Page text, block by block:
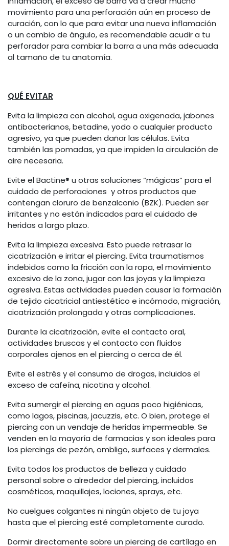
movimiento para una perforación aún en proceso de
curación, con lo que para evitar una nueva inflamación
o un cambio de ángulo, es recomendable acudir a tu
perforador para cambiar la barra a una más adecuada
al tamaño de tu anatomía.
QUÉ EVITAR
Evita la limpieza con alcohol, agua oxigenada, jabones
antibacterianos, betadine, yodo o cualquier producto
agresivo, ya que pueden dañar las células. Evita
también las pomadas, ya que impiden la circulación de
aire necesaria.
Evite el Bactine® u otras soluciones “mágicas” para el
cuidado de perforaciones y otros productos que
contengan cloruro de benzalconio (BZK). Pueden ser
irritantes y no están indicados para el cuidado de
heridas a largo plazo.
Evita la limpieza excesiva. Esto puede retrasar la
cicatrización e irritar el piercing. Evita traumatismos
indebidos como la fricción con la ropa, el movimiento
excesivo de la zona, jugar con las joyas y la limpieza
agresiva. Estas actividades pueden causar la formación
de tejido cicatricial antiestético e incómodo, migración,
cicatrización prolongada y otras complicaciones.
Durante la cicatrización, evite el contacto oral,
actividades bruscas y el contacto con fluidos
corporales ajenos en el piercing o cerca de él.
Evite el estrés y el consumo de drogas, incluidos el
exceso de cafeína, nicotina y alcohol.
Evita sumergir el piercing en aguas poco higiénicas,
como lagos, piscinas, jacuzzis, etc. O bien, protege el
piercing con un vendaje de heridas impermeable. Se
venden en la mayoría de farmacias y son ideales para
los piercings de pezón, ombligo, surfaces y dermales.
Evita todos los productos de belleza y cuidado
personal sobre o alrededor del piercing, incluidos
cosméticos, maquillajes, lociones, sprays, etc.
No cuelgues colgantes ni ningún objeto de tu joya
hasta que el piercing esté completamente curado.
Dormir directamente sobre un piercing de cartílago en